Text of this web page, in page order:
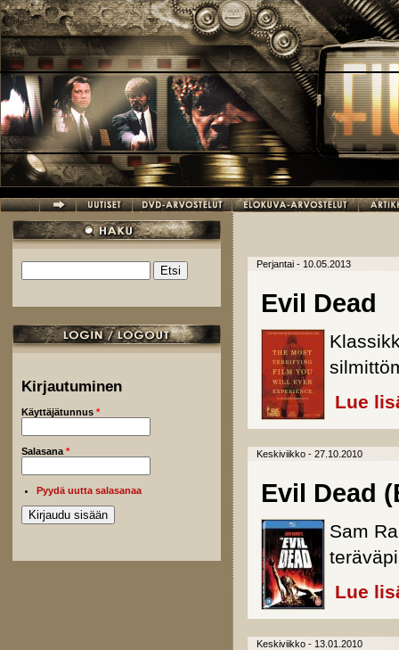
Hyppää pääsisältöön
Hakulomake
Kirjautuminen
Käyttäjätunnus *
Salasana *
Pyydä uutta salasanaa
Perjantai - 10.05.2013
Evil Dead
Lue
Keskiviikko - 27.10.2010
Evil Dead
Sam
Lue
Keskiviikko - 13.01.2010